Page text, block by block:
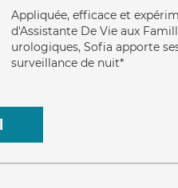
Appliquée, efficace et
d'Assistante De Vie aux
urologiques, Sofia apporte
surveillance de nuit*